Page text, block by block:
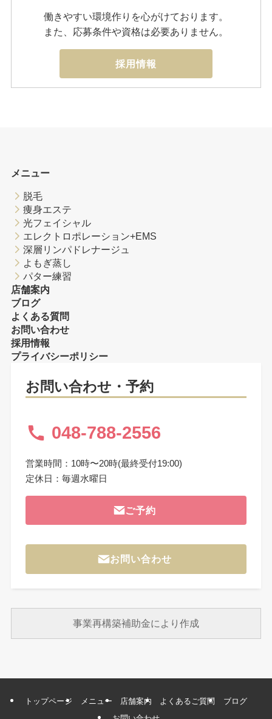
働きやすい環境作りを心がけております。
また、応募条件や資格は必要ありません。
採用情報
メニュー
脱毛
痩身エステ
光フェイシャル
エレクトロポレーション+EMS
深層リンパドレナージュ
よもぎ蒸し
パター練習
店舗案内
ブログ
よくある質問
お問い合わせ
採用情報
プライバシーポリシー
お問い合わせ・予約
048-788-2556
営業時間：10時〜20時(最終受付19:00)
定休日：毎週水曜日
ご予約
お問い合わせ
事業再構築補助金により作成
トップページ メニュー 店舗案内 よくあるご質問
ブログ